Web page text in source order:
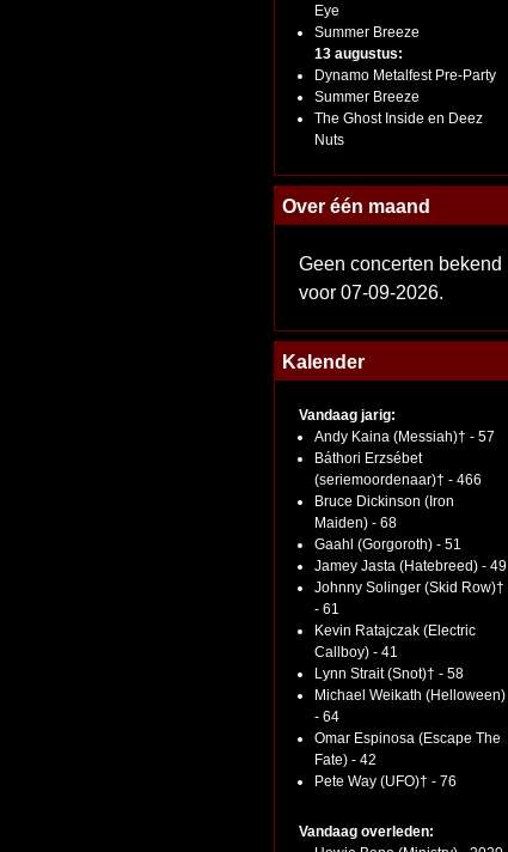
Eye
Summer Breeze
13 augustus:
Dynamo Metalfest Pre-Party
Summer Breeze
The Ghost Inside en Deez
Nuts
Over één maand
Geen concerten bekend
voor 07-09-2026.
Kalender
Vandaag jarig:
Andy Kaina (Messiah)† - 57
Báthori Erzsébet
(seriemoordenaar)† - 466
Bruce Dickinson (Iron
Maiden) - 68
Gaahl (Gorgoroth) - 51
Jamey Jasta (Hatebreed) - 49
Johnny Solinger (Skid Row)†
- 61
Kevin Ratajczak (Electric
Callboy) - 41
Lynn Strait (Snot)† - 58
Michael Weikath (Helloween)
- 64
Omar Espinosa (Escape The
Fate) - 42
Pete Way (UFO)† - 76
Vandaag overleden: